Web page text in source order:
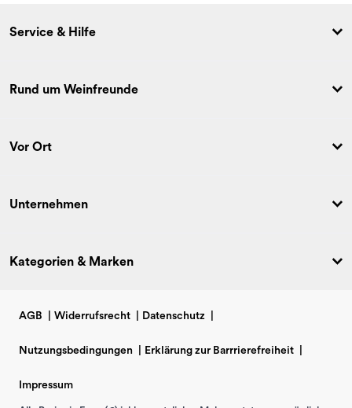
Service & Hilfe
Rund um Weinfreunde
Vor Ort
Unternehmen
Kategorien & Marken
AGB Widerrufsrecht Datenschutz
Nutzungsbedingungen Erklärung zur Barrrierefreiheit
Impressum